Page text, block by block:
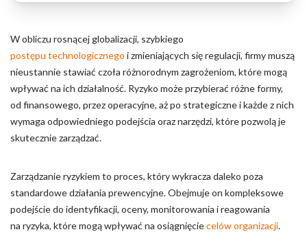
W obliczu rosnącej globalizacji, szybkiego
postępu technologicznego i zmieniających się regulacji, firmy muszą
nieustannie stawiać czoła różnorodnym zagrożeniom, które mogą
wpływać na ich działalność. Ryzyko może przybierać różne formy,
od finansowego, przez operacyjne, aż po strategiczne i każde z nich
wymaga odpowiedniego podejścia oraz narzędzi, które pozwolą je
skutecznie zarządzać.
Zarządzanie ryzykiem to proces, który wykracza daleko poza
standardowe działania prewencyjne. Obejmuje on kompleksowe
podejście do identyfikacji, oceny, monitorowania i reagowania
na ryzyka, które mogą wpływać na osiągnięciecelów organizacji.
Marketing
Marketingowe pliki cookie stosowane są w celu śledzenia
użytkowników na stronach internetowych. Celem jest
wyświetlanie reklam, które są istotne i interesujące dla
poszczególnych użytkowników i tym samym bardziej cenne dla
wydawców i reklamodawców strony trzeciej.
Nieklasyfikowane pliki cookie, to pliki, które są w procesie
klasyfikowania, wraz z dostawcami poszczególnych ciasteczek.